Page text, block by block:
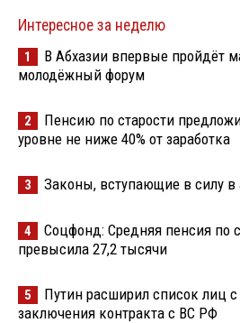
Интересное за неделю
1
В Абхазии впервые пройдёт
молодёжный форум
2
Пенсию по старости
уровне не ниже 40% от заработка
3 Законы, вступающие в силу в
4
Соцфонд: Средняя пенсия по
превысила 27,2 тысячи
5
Путин расширил список лиц
заключения контракта с ВС РФ